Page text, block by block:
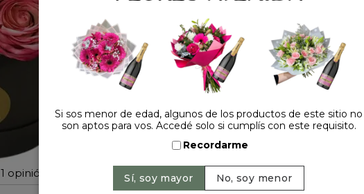
1 opinión +
HACELO
Si sos menor de edad, algunos de los productos de este sitio no
son aptos para vos. Accedé solo si cumplís con este requisito.
Recordarme